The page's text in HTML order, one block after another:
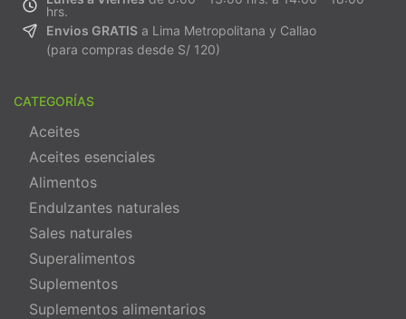
hrs.
Envios GRATIS a Lima Metropolitana y Callao
(para compras desde S/ 120)
CATEGORÍAS
Aceites
Aceites esenciales
Alimentos
Endulzantes naturales
Sales naturales
Superalimentos
Suplementos
Suplementos alimentarios